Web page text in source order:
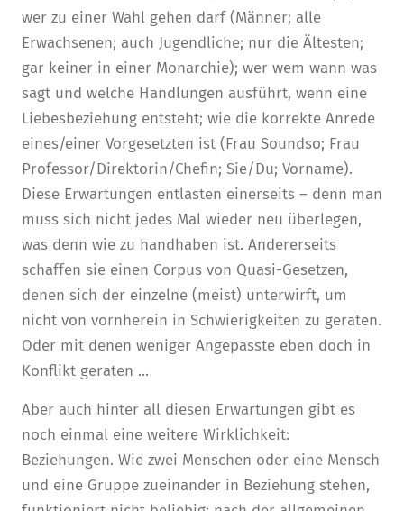
wer zu einer Wahl gehen darf (Männer; alle
Erwachsenen; auch Jugendliche; nur die Ältesten;
gar keiner in einer Monarchie); wer wem wann was
sagt und welche Handlungen ausführt, wenn eine
Liebesbeziehung entsteht; wie die korrekte Anrede
eines/einer Vorgesetzten ist (Frau Soundso; Frau
Professor/Direktorin/Chefin; Sie/Du; Vorname).
Diese Erwartungen entlasten einerseits – denn man
muss sich nicht jedes Mal wieder neu überlegen,
was denn wie zu handhaben ist. Andererseits
schaffen sie einen Corpus von Quasi-Gesetzen,
denen sich der einzelne (meist) unterwirft, um
nicht von vornherein in Schwierigkeiten zu geraten.
Oder mit denen weniger Angepasste eben doch in
Konflikt geraten …
Aber auch hinter all diesen Erwartungen gibt es
noch einmal eine weitere Wirklichkeit:
Beziehungen. Wie zwei Menschen oder eine Mensch
und eine Gruppe zueinander in Beziehung stehen,